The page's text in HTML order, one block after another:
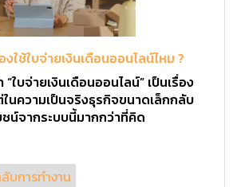
ใช้ใบจ่ายเงินเดือนออนไลน์ไหม ?
ใบจ่ายเงินเดือนออนไลน์” เป็นเรื่อง
นความเป็นจริงธุรกิจขนาดเล็กกลับ
ชน์จากระบบนี้มากกว่าที่คิด
บการทำงาน